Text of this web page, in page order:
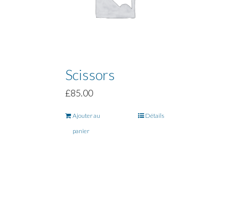
Scissors
£85.00
Ajouter au
panier
Détails